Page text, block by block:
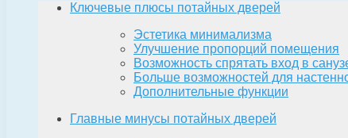
Ключевые плюсы потайных дверей
Эстетика минимализма
Улучшение пропорций помещения
Возможность спрятать вход в
Больше возможностей для
Дополнительные функции
Главные минусы потайных дверей